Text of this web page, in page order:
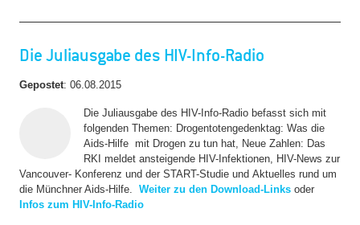
Die Juliausgabe des HIV-Info-Radio
Gepostet: 06.08.2015
Die Juliausgabe des HIV-Info-Radio befasst sich mit
folgenden Themen: Drogentotengedenktag: Was die
Aids-Hilfe mit Drogen zu tun hat, Neue Zahlen: Das
RKI meldet ansteigende HIV-Infektionen, HIV-News zur
Vancouver- Konferenz und der START-Studie und Aktuelles rund um
die Münchner Aids-Hilfe. Weiter zu den Download-Links oder
Infos zum HIV-Info-Radio